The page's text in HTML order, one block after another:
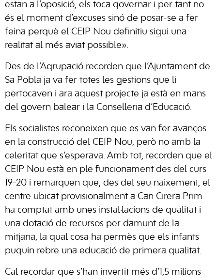
estan a l’oposició, els toca governar i per tant no
és el moment d’excuses sinó de posar-se a fer
feina perquè el CEIP Nou definitiu sigui una
realitat al més aviat possible».
Des de l’Agrupació recorden que l’Ajuntament de
Sa Pobla ja va fer totes les gestions que li
pertocaven i ara aquest projecte ja està en mans
del govern balear i la Conselleria d’Educació.
Els socialistes reconeixen que es van fer avanços
en la construcció del CEIP Nou, però no amb la
celeritat que s’esperava. Amb tot, recorden que el
CEIP Nou està en ple funcionament des del curs
19-20 i remarquen que, des del seu naixement, el
centre ubicat provisionalment a Can Cirera Prim
ha comptat amb unes instal·lacions de qualitat i
una dotació de recursos per damunt de la
mitjana, la qual cosa ha permès que els infants
puguin rebre una educació de primera qualitat.
Cal recordar que s’han invertit més d’1,5 milions